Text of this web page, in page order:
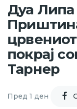
Дуа Липа
покрај
Тарнер
Пред 1 ден